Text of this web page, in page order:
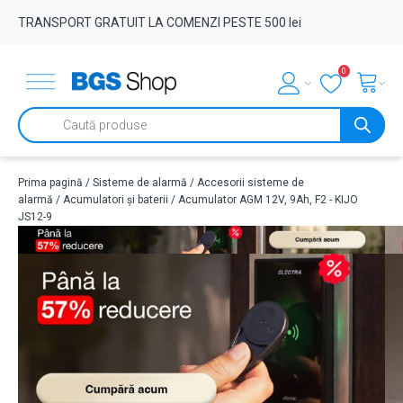
TRANSPORT GRATUIT LA COMENZI PESTE 500 lei
0
Products
search
Prima pagină / Sisteme de alarmă / Accesorii sisteme de
alarmă / Acumulatori și baterii / Acumulator AGM 12V, 9Ah, F2 - KIJO
JS12-9